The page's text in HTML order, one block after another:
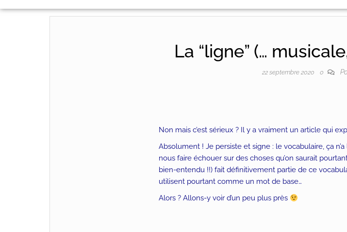
La “ligne” (…
22 septembre 2020 0
Non mais c’est sérieux ? Il y a vraiment un article qui
Absolument ! Je persiste et signe : le vocabulaire, ça
nous faire échouer sur des choses qu’on saurait
bien-entendu !!) fait définitivement partie de ce
utilisent pourtant comme un mot de base…
Alors ? Allons-y voir d’un peu plus près